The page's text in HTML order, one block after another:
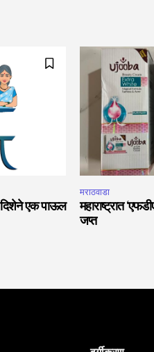
दिशेने एक पाऊल
मराठवाडा
महाराष्ट्रात
जप्त